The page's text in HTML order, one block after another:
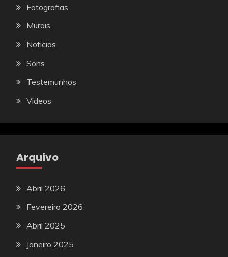
Fotografias
Murais
Noticias
Sons
Testemunhos
Videos
Arquivo
Abril 2026
Fevereiro 2026
Abril 2025
Janeiro 2025